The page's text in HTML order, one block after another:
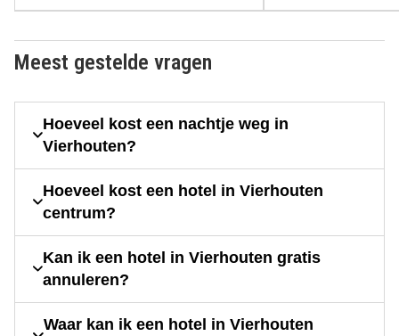
Meest gestelde vragen
Hoeveel kost een nachtje weg in
Vierhouten?
Hoeveel kost een hotel in Vierhouten
centrum?
Kan ik een hotel in Vierhouten gratis
annuleren?
Waar kan ik een hotel in Vierhouten